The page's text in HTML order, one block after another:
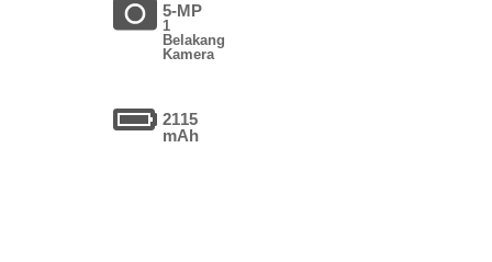
5-MP
1
Belakang
Kamera
2115
mAh